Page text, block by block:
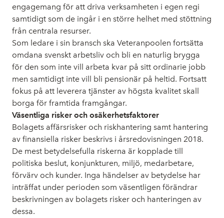
engagemang för att driva verksamheten i egen regi
samtidigt som de ingår i en större helhet med stöttning
från centrala resurser.
Som ledare i sin bransch ska Veteranpoolen fortsätta
omdana svenskt arbetsliv och bli en naturlig brygga
för den som inte vill arbeta kvar på sitt ordinarie jobb
men samtidigt inte vill bli pensionär på heltid. Fortsatt
fokus på att leverera tjänster av högsta kvalitet skall
borga för framtida framgångar.
Väsentliga risker och osäkerhetsfaktorer
Bolagets affärsrisker och riskhantering samt hantering
av finansiella risker beskrivs i årsredovisningen 2018.
De mest betydelsefulla riskerna är kopplade till
politiska beslut, konjunkturen, miljö, medarbetare,
förvärv och kunder. Inga händelser av betydelse har
inträffat under perioden som väsentligen förändrar
beskrivningen av bolagets risker och hanteringen av
dessa.